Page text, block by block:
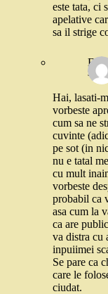
este tata, ci
apelative
sa il strige
3
Hai, lasati-
vorbeste
cum sa ne
cuvinte
pe sot (in
nu e tatal
cu mult
vorbeste
probabil ca
asa cum la
ca are
va distra cu
inpuiimei
Se pare ca
care le
ciudat.